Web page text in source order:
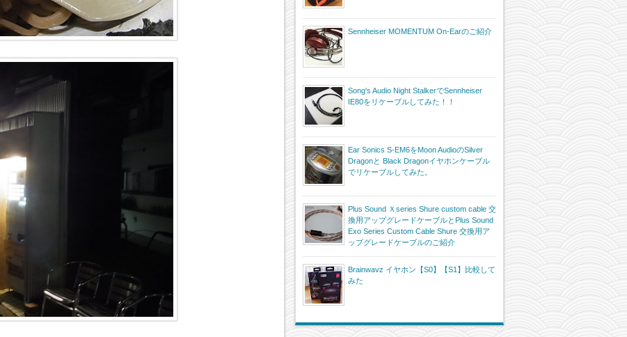
Sennheiser MOMENTUM On-Earのご紹介
Song's Audio Night StalkerでSennheiser
IE80をリケーブルしてみた！！
Ear Sonics S-EM6をMoon AudioのSilver
Dragonと Black Dragonイヤホンケーブル
でリケーブルしてみた。
Plus Sound Ｘseries Shure custom cable 交
換用アップグレードケーブルとPlus Sound
Exo Series Custom Cable Shure 交換用ア
ップグレードケーブルのご紹介
Brainwavz イヤホン【S0】【S1】比較して
みた